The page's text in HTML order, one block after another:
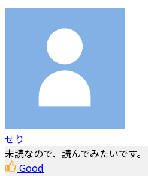
せり
未読なので、読んでみたいです。
Good